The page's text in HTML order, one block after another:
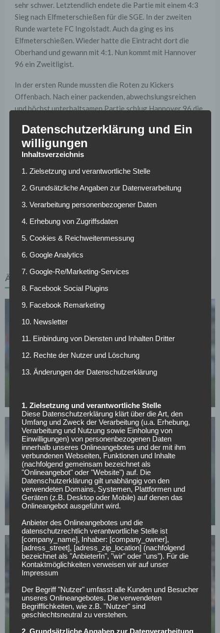
sehr schwer. Letztendlich endete die Partie mit einem 4:3
Sieg nach Elfmeterschießen für die SGE. In der zweiten
Runde wartete FC Ingolstadt. Auch da ging es ins
Elfmeterschießen. Wieder hatte die Eintracht dort die
Oberhand und gewann mit 4:1. Nun kommt mit Hannover
96 ein Zweitligist.
In der ersten Runde mussten die Roten zu Kickers
Offenbach. Nach einer packenden, abwechslungsreichen
und höchst unterhaltsamen Partie schlug Hannover 96 die
Offenbacher trafen zweimal nach einem direkten
Freistoßtreffer, doch in der ersten Minute der
Nachspielzeit gelang Salif Sané durch einen Foulelfmeter
das umjubelte Siegtor. Dort gab es Für die Niedersachsen
Düsseldorf. Dort gab es einen überragenden 6:1 Sieg.
Fortuna Düsseldorf hatte während der 90 Minuten keine
Tags : DFB Pokal – Achtelfinale – Saison 2016/2017
ÄHNLICHE ARTIKEL
EINTRACHT FRANKFURT
EINTRACHT FRANKFURT
Krach um Riera – Wie lange geht das SGE-Theater
noch gut?
EINTRACHT FRANKFURT
Reservebank in Frankfurt: Droht diesem
deutschen Nationalspieler das WM-Aus?
Datenschutzerklärung und Ein
willigungen
Inhaltsverzeichnis
1. Zielsetzung und verantwortliche Stelle
2. Grundsätzliche Angaben zur Datenverarbeitung
3. Verarbeitung personenbezogener Daten
4. Erhebung von Zugriffsdaten
5. Cookies & Reichweitenmessung
6. Google Analytics
7. Google-Re/Marketing-Services
8. Facebook Social Plugins
9. Facebook Remarketing
10. Newsletter
11. Einbindung von Diensten und Inhalten Dritter
12. Rechte der Nutzer und Löschung
13. Änderungen der Datenschutzerklärung
1. Zielsetzung und verantwortliche Stelle
Diese Datenschutzerklärung klärt über die Art, den
Umfang und Zweck der Verarbeitung (u.a. Erhebung,
Verarbeitung und Nutzung sowie Einholung von
Einwilligungen) von personenbezogenen Daten
innerhalb unseres Onlineangebotes und der mit ihm
verbundenen Webseiten, Funktionen und Inhalte
(nachfolgend gemeinsam bezeichnet als
"Onlineangebot" oder "Website") auf. Die
Datenschutzerklärung gilt unabhängig von den
verwendeten Domains, Systemen, Plattformen und
Geräten (z.B. Desktop oder Mobile) auf denen das
Onlineangebot ausgeführt wird.
Anbieter des Onlineangebotes und die
datenschutzrechtlich verantwortliche Stelle ist
[company_name], Inhaber: [company_owner],
[adress_street], [adress_zip_location] (nachfolgend
bezeichnet als "AnbieterIn", "wir" oder "uns"). Für die
Kontaktmöglichkeiten verweisen wir auf unser
Impressum
Der Begriff "Nutzer" umfasst alle Kunden und Besucher
unseres Onlineangebotes. Die verwendeten
Begrifflichkeiten, wie z.B. "Nutzer" sind
geschlechtsneutral zu verstehen.
2. Grundsätzliche Angaben zur Datenverarbeitung